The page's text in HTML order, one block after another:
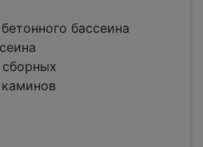
бассеина